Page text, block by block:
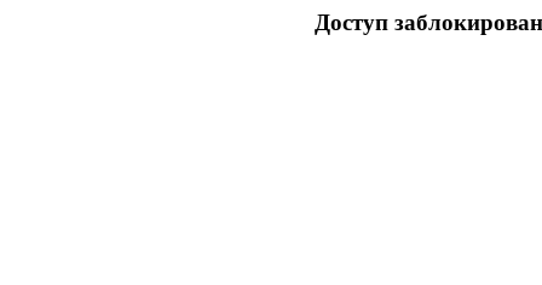
Доступ